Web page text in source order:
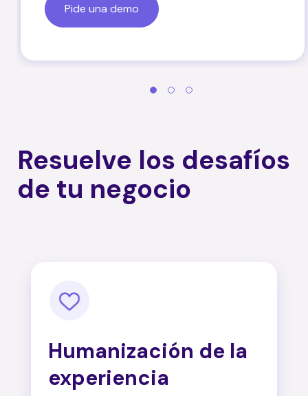
Pide una demo
Resuelve los desafíos
de tu negocio
Humanización de la
experiencia